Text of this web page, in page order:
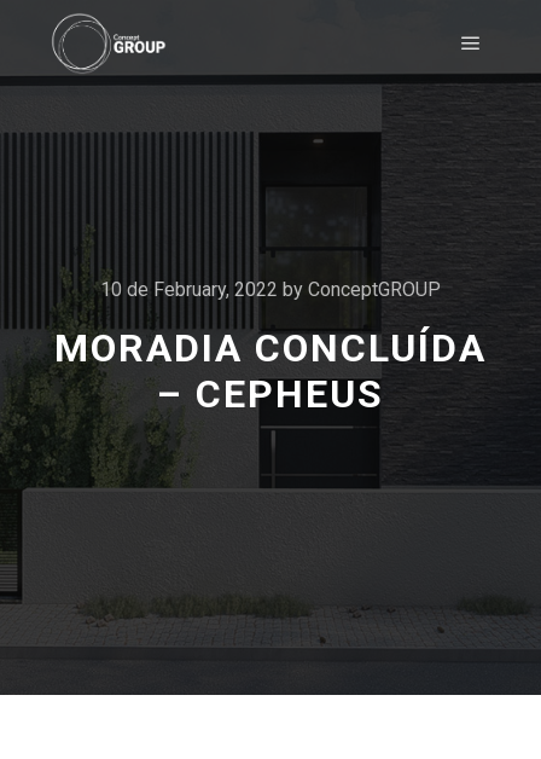
10 de February, 2022 by ConceptGROUP
MORADIA CONCLUÍDA
– CEPHEUS